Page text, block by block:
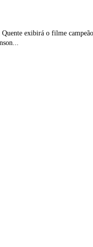
exibirá o filme